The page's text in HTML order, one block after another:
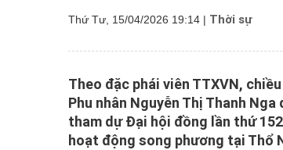
Thứ Tư, 15/04/2026 19:14 | Thời sự
Theo đặc phái viên TTXVN,
Phu nhân Nguyễn Thị Thanh
tham dự Đại hội đồng lần thứ
hoạt động song phương tại Thổ